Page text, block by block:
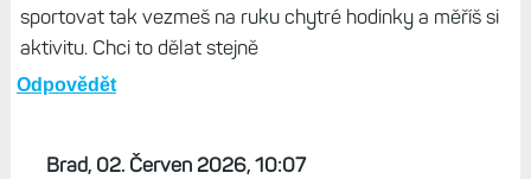
sportovat tak vezmeš na ruku chytré hodinky a měříš si
aktivitu. Chci to dělat stejně
Odpovědět
Brad, 02. Červen 2026, 10:07